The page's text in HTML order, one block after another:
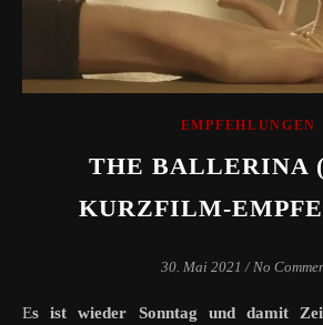
EMPFEHLUNGEN
THE BALLERINA
KURZFILM-
30. Mai 2021 / No
Es ist wieder Sonntag und damit Zeit für unseren YoT-